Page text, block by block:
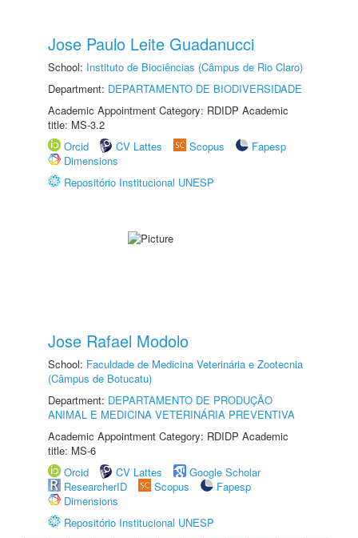
Jose Paulo Leite Guadanucci
School: Instituto de Biociências (Câmpus de Rio Claro)
Department: DEPARTAMENTO DE BIODIVERSIDADE
Academic Appointment Category: RDIDP Academic
title: MS-3.2
Orcid
CV Lattes Scopus
Fapesp
Dimensions
Repositório Institucional UNESP
Jose Rafael Modolo
School: Faculdade de Medicina Veterinária e Zootecnia
(Câmpus de Botucatu)
Department: DEPARTAMENTO DE PRODUÇÃO
ANIMAL E MEDICINA VETERINÁRIA PREVENTIVA
Academic Appointment Category: RDIDP Academic
title: MS-6
Orcid
CV Lattes
Google Scholar
ResearcherID
Scopus
Fapesp
Dimensions
Repositório Institucional UNESP